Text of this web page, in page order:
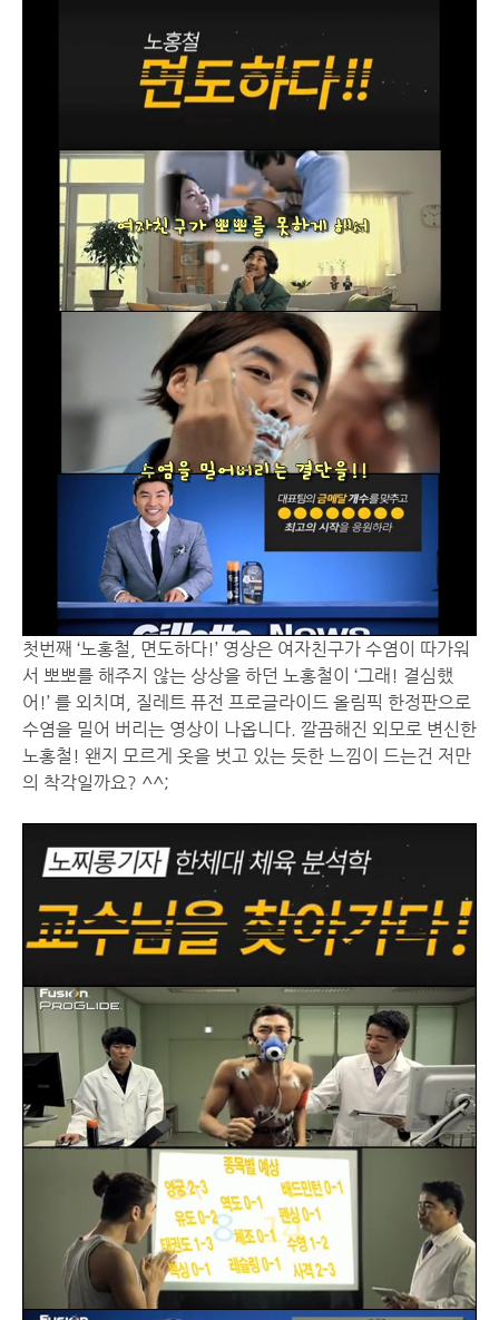
첫번째 ‘노홍철, 면도하다!’ 영상은 여자친구가 수염이 따가워
서 뽀뽀를 해주지 않는 상상을 하던 노홍철이 ‘그래! 결심했
어!’ 를 외치며, 질레트 퓨전 프로글라이드 올림픽 한정판으로
수염을 밀어 버리는 영상이 나옵니다. 깔끔해진 외모로 변신한
노홍철! 왠지 모르게 옷을 벗고 있는 듯한 느낌이 드는건 저만
의 착각일까요? ^^;